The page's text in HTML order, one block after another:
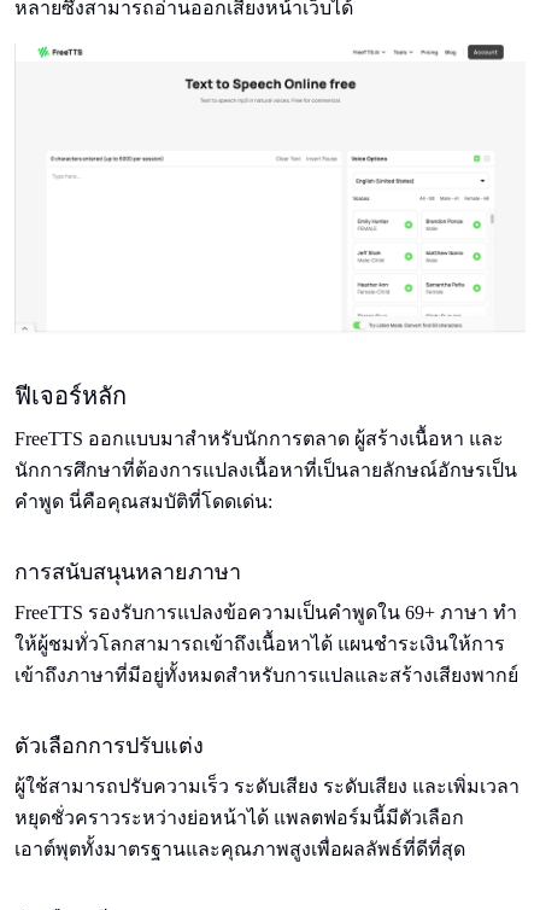
หลายซึ่งสามารถอ่านออกเสียงหน้าเว็บได้
ฟีเจอร์หลัก
FreeTTS ออกแบบมาสําหรับนักการตลาด ผู้สร้างเนื้อหา และ
นักการศึกษาที่ต้องการแปลงเนื้อหาที่เป็นลายลักษณ์อักษรเป็น
คําพูด นี่คือคุณสมบัติที่โดดเด่น:
การสนับสนุนหลายภาษา
FreeTTS รองรับการแปลงข้อความเป็นคําพูดใน 69+ ภาษา ทํา
ให้ผู้ชมทั่วโลกสามารถเข้าถึงเนื้อหาได้ แผนชําระเงินให้การ
เข้าถึงภาษาที่มีอยู่ทั้งหมดสําหรับการแปลและสร้างเสียงพากย์
ตัวเลือกการปรับแต่ง
ผู้ใช้สามารถปรับความเร็ว ระดับเสียง ระดับเสียง และเพิ่มเวลา
หยุดชั่วคราวระหว่างย่อหน้าได้ แพลตฟอร์มนี้มีตัวเลือก
เอาต์พุตทั้งมาตรฐานและคุณภาพสูงเพื่อผลลัพธ์ที่ดีที่สุด